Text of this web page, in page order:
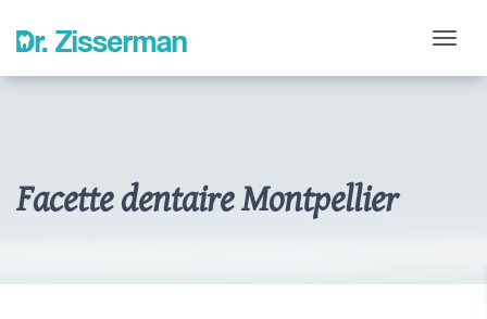
Voir
Facette dentaire Montpellier